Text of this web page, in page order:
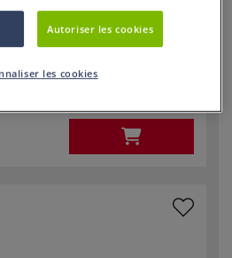
Taille 0 - Pointe ronde
Autoriser les cookies
les cookies